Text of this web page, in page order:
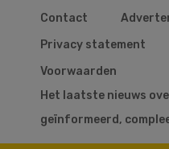
Contact
Privacy statement
Voorwaarden
Het laatste nieuws
geïnformeerd,